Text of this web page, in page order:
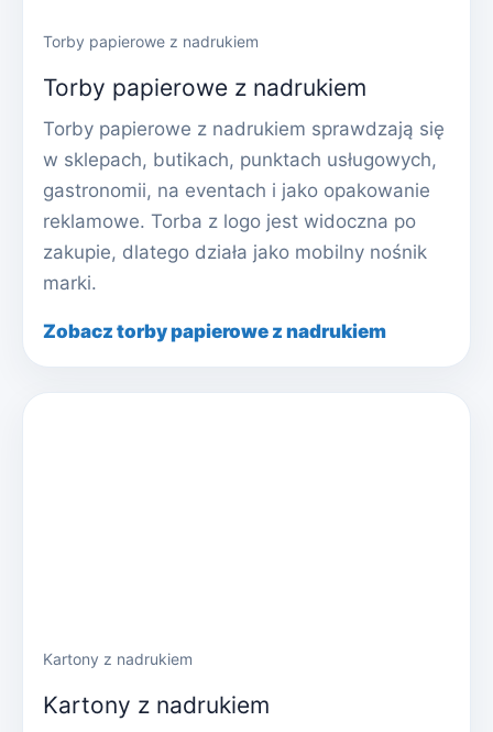
Torby papierowe z nadrukiem
Torby papierowe z nadrukiem
Torby papierowe z nadrukiem sprawdzają się
w sklepach, butikach, punktach usługowych,
gastronomii, na eventach i jako opakowanie
reklamowe. Torba z logo jest widoczna po
zakupie, dlatego działa jako mobilny nośnik
marki.
Zobacz torby papierowe z nadrukiem
Kartony z nadrukiem
Kartony z nadrukiem